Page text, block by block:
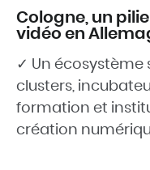
Cologne, un
vidéo en
✓ Un écosystème
clusters,
formation et
création